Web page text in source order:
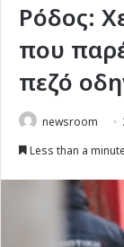
Ρόδος:
που
πεζό
newsroom
Less than a minute